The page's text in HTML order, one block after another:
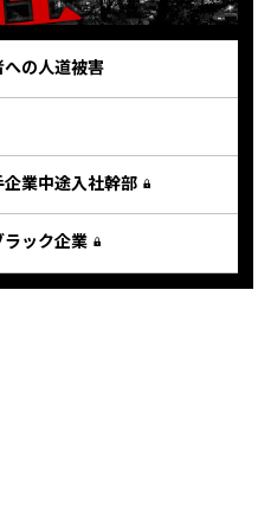
の人道被害
業中途入社幹部
ック企業